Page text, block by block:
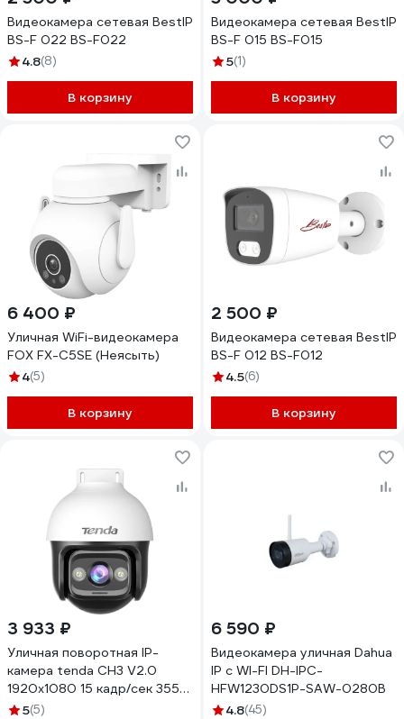
Видеокамера сетевая BestIP
BS-F 022 BS-F022
4.8(8)
В корзину
Видеокамера сетевая BestIP
BS-F 015 BS-F015
5(1)
В корзину
6 400 ₽
Уличная WiFi-видеокамера
FOX FX-C5SE (Неясыть)
4(5)
В корзину
2 500 ₽
Видеокамера сетевая BestIP
BS-F 012 BS-F012
4.5(6)
В корзину
3 933 ₽
Уличная поворотная IP-
камера tenda CH3 V2.0
1920x1080 15 кадр/сек 355°
по горизонтали 90° по
5(5)
6 590 ₽
Видеокамера уличная Dahua
IP с WI-FI DH-IPC-
HFW1230DS1P-SAW-0280B
4.8(45)